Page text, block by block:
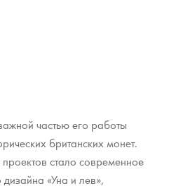
частью его работы
британских монет.
стало современное
«Уна и лев»,